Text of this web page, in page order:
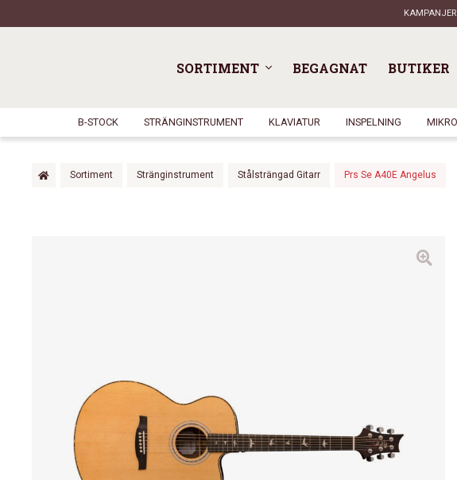
KAMPANJER
SORTIMENT BEGAGNAT BUTIKER
B-STOCK STRÄNGINSTRUMENT KLAVIATUR INSPELNING
Sortiment Stränginstrument Stålsträngad Gitarr Prs Se A40E Angelus